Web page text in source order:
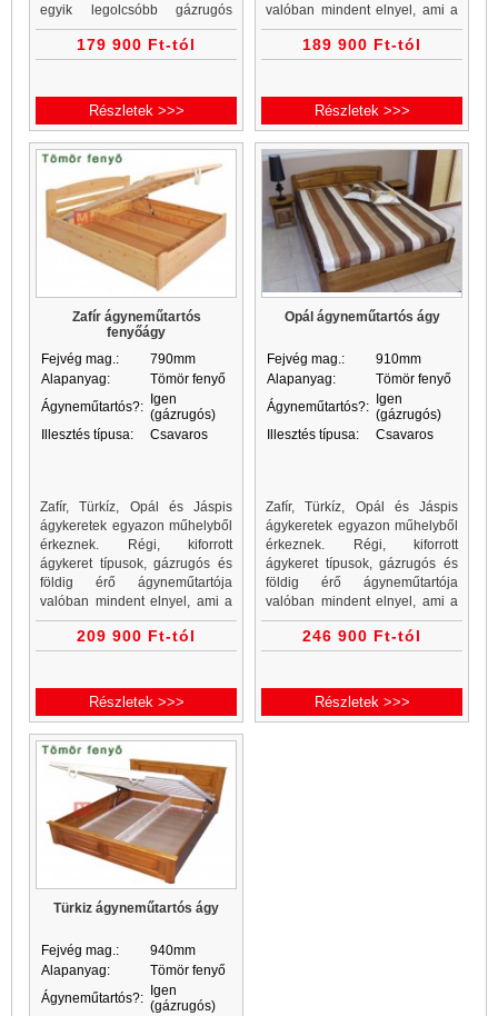
egyik legolcsóbb gázrugós
ágyneműtartós ágykerete.
179 900 Ft-tól
Részletek >>>
valóban mindent elnyel, ami a
hálószobában fölöslegesen
foglalja a helyet.
189 900 Ft-tól
Részletek >>>
Zafír ágyneműtartós
fenyőágy
Fejvég mag.:
790mm
Alapanyag:
Tömör fenyő
Ágyneműtartós?: Igen
(gázrugós)
Illesztés típusa:
Csavaros
Zafír, Türkíz, Opál és Jáspis
ágykeretek egyazon műhelyből
érkeznek. Régi, kiforrott
ágykeret típusok, gázrugós és
földig érő ágyneműtartója
valóban mindent elnyel, ami a
hálószobában fölöslegesen
foglalja a helyet.
209 900 Ft-tól
Részletek >>>
Opál ágyneműtartós ágy
Fejvég mag.:
910mm
Alapanyag:
Tömör fenyő
Ágyneműtartós?: Igen
(gázrugós)
Illesztés típusa:
Csavaros
Zafír, Türkíz, Opál és Jáspis
ágykeretek egyazon műhelyből
érkeznek. Régi, kiforrott
ágykeret típusok, gázrugós és
földig érő ágyneműtartója
valóban mindent elnyel, ami a
hálószobában fölöslegesen
foglalja a helyet.
246 900 Ft-tól
Részletek >>>
Türkiz ágyneműtartós ágy
Fejvég mag.:
940mm
Alapanyag:
Tömör fenyő
Ágyneműtartós?: Igen
(gázrugós)